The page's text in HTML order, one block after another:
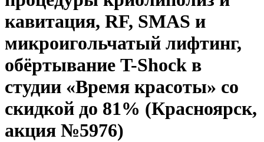
кавитация, RF, SMAS и
микроигольчатый лифтинг,
обёртывание T-Shock в
студии «Время красоты» со
скидкой до 81% (Красноярск,
акция №5976)